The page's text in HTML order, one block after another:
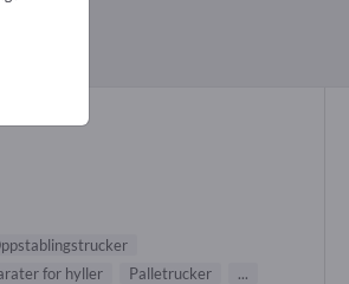
for hyller Palletrucker ...